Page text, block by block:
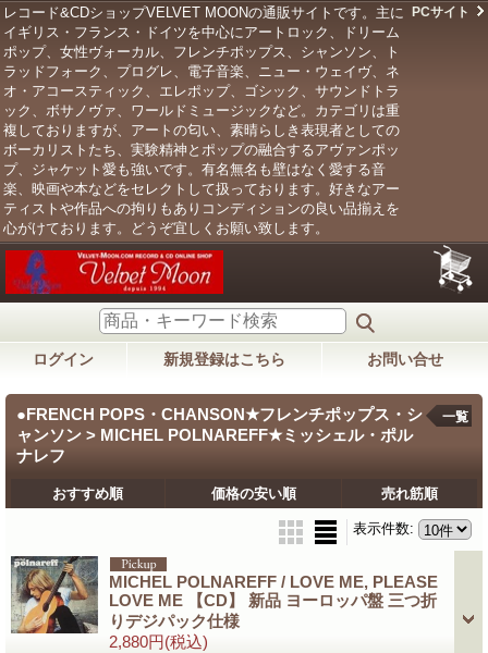
レコード&CDショップVELVET MOONの通販サイトです。主に
イギリス・フランス・ドイツを中心にアートロック、ドリーム
ポップ、女性ヴォーカル、フレンチポップス、シャンソン、ト
ラッドフォーク、プログレ、電子音楽、ニュー・ウェイヴ、ネ
オ・アコースティック、エレポップ、ゴシック、サウンドトラ
ック、ボサノヴァ、ワールドミュージックなど。カテゴリは重
複しておりますが、アートの匂い、素晴らしき表現者としての
ボーカリストたち、実験精神とポップの融合するアヴァンポッ
プ、ジャケット愛も強いです。有名無名も壁はなく愛する音
楽、映画や本などをセレクトして扱っております。好きなアー
ティストや作品への拘りもありコンディションの良い品揃えを
心がけております。どうぞ宜しくお願い致します。
PCサイト
ログイン 新規登録はこちら お問い合せ
●FRENCH POPS・CHANSON★フレンチポップス・シ
ャンソン > MICHEL POLNAREFF★ミッシェル・ポル
ナレフ
一覧
おすすめ順 価格の安い順 売れ筋順
表示件数:
MICHEL POLNAREFF / LOVE ME, PLEASE
LOVE ME 【CD】 新品 ヨーロッパ盤 三つ折
りデジパック仕様
2,880円(税込)